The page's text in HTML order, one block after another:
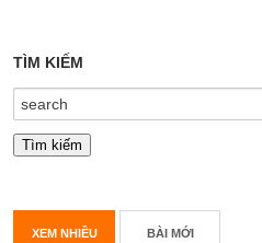
TÌM KIẾM
XEM NHIỀU BÀI MỚI